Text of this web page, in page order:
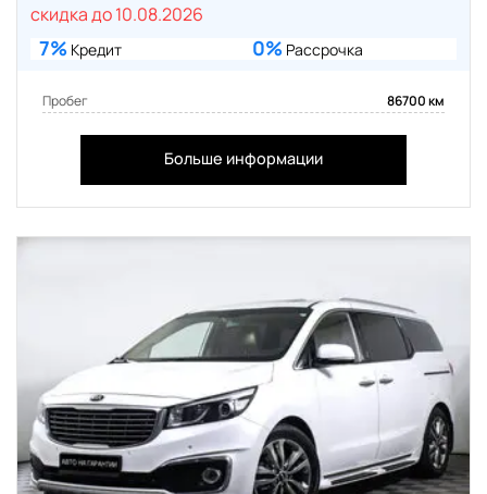
скидка до 10.08.2026
7% Кредит 0% Рассрочка
Пробег 86700 км
Больше информации